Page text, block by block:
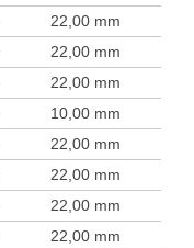
22,00 mm
22,00 mm
22,00 mm
10,00 mm
22,00 mm
22,00 mm
22,00 mm
22,00 mm